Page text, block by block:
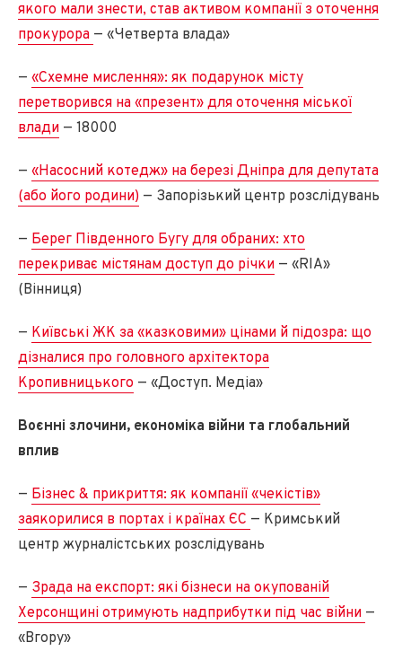
якого мали знести, став активом компанії з оточення
прокурора — «Четверта влада»
— «Схемне мислення»: як подарунок місту
перетворився на «презент» для оточення міської
влади — 18000
— «Насосний котедж» на березі Дніпра для депутата
(або його родини) — Запорізький центр розслідувань
— Берег Південного Бугу для обраних: хто
перекриває містянам доступ до річки — «RIA»
(Вінниця)
— Київські ЖК за «казковими» цінами й підозра: що
дізналися про головного архітектора
Кропивницького — «Доступ. Медіа»
Воєнні злочини, економіка війни та глобальний
вплив
— Бізнес & прикриття: як компанії «чекістів»
заякорилися в портах і країнах ЄС — Кримський
центр журналістських розслідувань
— Зрада на експорт: які бізнеси на окупованій
Херсонщині отримують надприбутки під час війни —
«Вгору»